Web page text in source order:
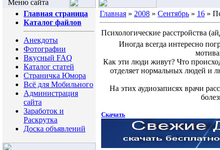
Меню сайта
Главная страница
Каталог файлов
Анекдоты
Фотографии
Вкусный FAQ
Каталог статей
Страничка Юмора
Всё для Мобильного
Администрация
сайта
Заработок и
Раскрутка
Доска объявлений
Главная » 2008 » Сентябрь » 16 »
Психологические расстройства
Иногда всегда интересно
Как эти люди живут? Что
отделяет нормальных людей и
На этих аудиозаписях врачи
Скачать